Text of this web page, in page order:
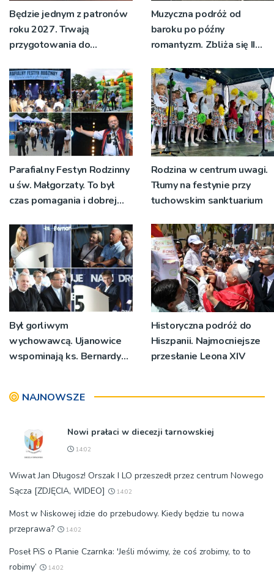
Będzie jednym z patronów
roku 2027. Trwają
przygotowania do
Franciszkiem Blachnickim
Muzyczna podróż od
baroku po późny
romantyzm. Zbliża się II
Muzyki Organowej w
Tarnowie
Parafialny Festyn Rodzinny
u św. Małgorzaty. To był
czas pomagania i dobrej
Rodzina w centrum uwagi.
Tłumy na festynie przy
tuchowskim sanktuarium
Był gorliwym
wychowawcą. Ujanowice
wspominają ks. Bernardyna
Historyczna podróż do
Hiszpanii. Najmocniejsze
przesłanie Leona XIV
NAJNOWSZE
Nowi prałaci w diecezji tarnowskiej
14:02
Wiwat Jan Długosz! Orszak I LO przeszedł przez centrum Nowego
Sącza [ZDJĘCIA, WIDEO]
14:02
Most w Niskowej idzie do przebudowy. Kiedy będzie tu nowa
przeprawa?
14:02
Poseł PiS o Planie Czarnka: 'Jeśli mówimy, że coś zrobimy, to to
robimy’
14:02